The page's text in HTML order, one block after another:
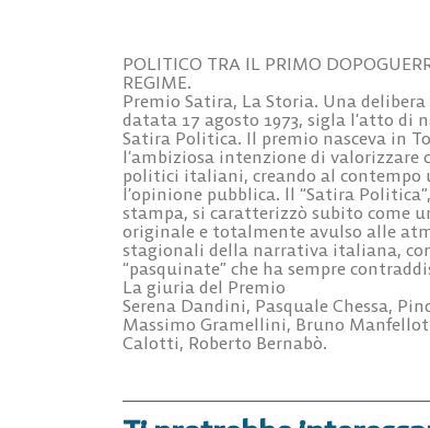
POLITICO TRA IL PRIMO
REGIME.
Premio Satira, La Storia. Una
datata 17 agosto 1973, sigla l’atto di
Satira Politica. Il premio nasceva in
l’ambiziosa intenzione di valorizzare
politici italiani, creando al
l’opinione pubblica. ll “Satira
stampa, si caratterizzò subito come
originale e totalmente avulso alle
stagionali della narrativa italiana,
“pasquinate” che ha sempre
La giuria del Premio
Serena Dandini, Pasquale Chessa,
Massimo Gramellini, Bruno
Calotti, Roberto Bernabò.